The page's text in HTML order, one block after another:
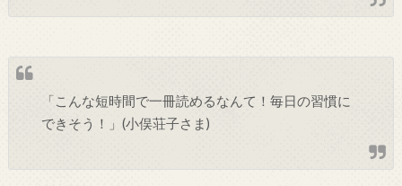
「こんな短時間で一冊読めるなんて！毎日の習慣に
できそう！」(小俣荘子さま)